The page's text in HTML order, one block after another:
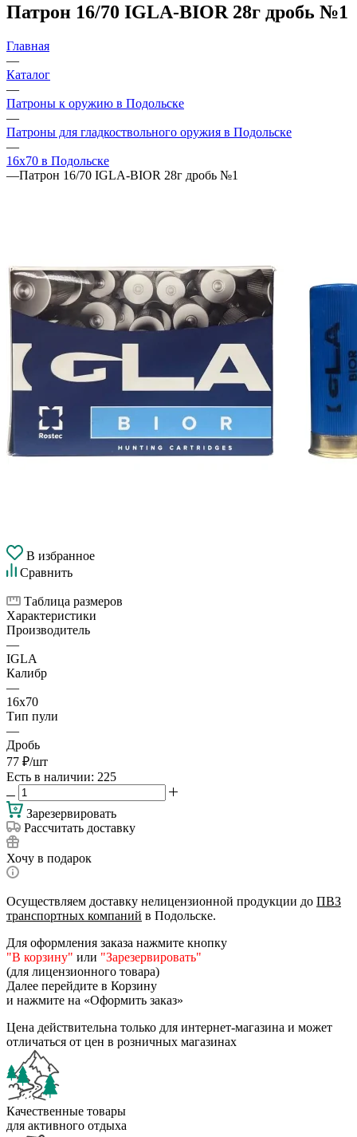
Патрон 16/70 IGLA-BIOR 28г дробь №1
Главная
—
Каталог
—
Патроны к оружию в Подольске
—
Патроны для гладкоствольного оружия в Подольске
—
16х70 в Подольске
—Патрон 16/70 IGLA-BIOR 28г дробь №1
В избранное
Сравнить
Таблица размеров
Характеристики
Производитель
—
IGLA
Калибр
—
16х70
Тип пули
—
Дробь
77 ₽/шт
Есть в наличии: 225
Зарезервировать
Рассчитать доставку
Хочу в подарок
Осуществляем доставку нелицензионной продукции до ПВЗ
транспортных компаний в Подольске.
Для оформления заказа нажмите кнопку
"В корзину" или "Зарезервировать"
(для лицензионного товара)
Далее перейдите в Корзину
и нажмите на «Оформить заказ»
Цена действительна только для интернет-магазина и может
отличаться от цен в розничных магазинах
Качественные товары
для активного отдыха